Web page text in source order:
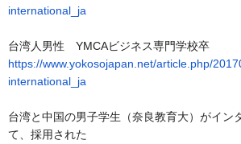
international_ja
台湾人男性 YMCAビジネス専門学校卒
https://www.yokosojapan.net/article.php/
international_ja
台湾と中国の男子学生（奈良教育大） がイン
て、採用された